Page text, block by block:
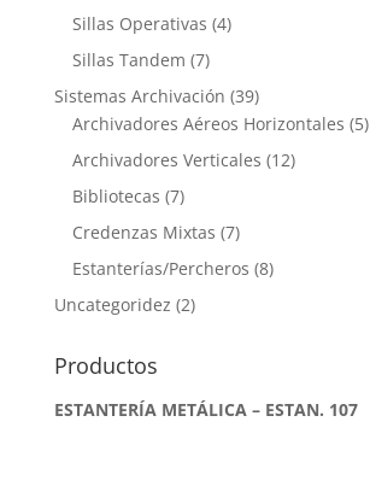
Sillas Operativas (4)
Sillas Tandem (7)
Sistemas Archivación (39)
Archivadores Aéreos Horizontales (5)
Archivadores Verticales (12)
Bibliotecas (7)
Credenzas Mixtas (7)
Estanterías/Percheros (8)
Uncategoridez (2)
Productos
ESTANTERÍA METÁLICA – ESTAN. 107